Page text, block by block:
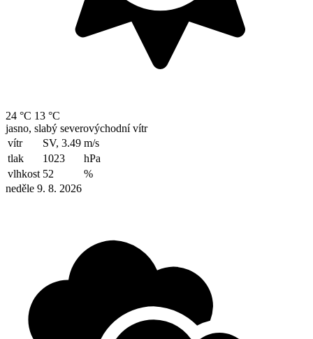
24 °C 13 °C
jasno, slabý severovýchodní vítr
vítr
SV, 3.49 m/s
tlak
1023
hPa
vlhkost 52
%
neděle 9. 8. 2026